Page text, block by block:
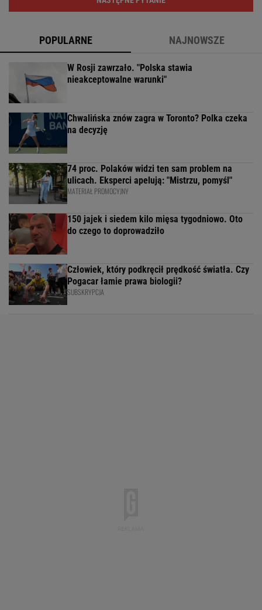
POPULARNE NAJNOWSZE
W Rosji zawrzało. "Polska stawia
nieakceptowalne warunki"
Chwalińska znów zagra w Toronto? Polka czeka
na decyzję
74 proc. Polaków widzi ten sam problem na
ulicach. Eksperci apelują: "Mistrzu, pomyśl"
MATERIAŁ PROMOCYJNY
150 jajek i siedem kilo mięsa tygodniowo. Oto
do czego to doprowadziło
Człowiek, który podkręcił prędkość światła. Czy
Pogacar łamie prawa biologii?
SUBSKRYPCJA